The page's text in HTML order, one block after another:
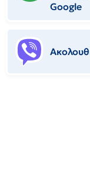
Google